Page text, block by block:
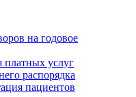
на годовое
платных услуг
распорядка
пациентов